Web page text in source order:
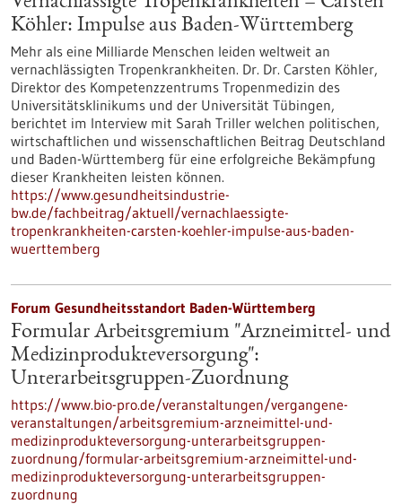
Köhler: Impulse aus Baden-Württemberg
Mehr als eine Milliarde Menschen leiden weltweit an
vernachlässigten Tropenkrankheiten. Dr. Dr. Carsten Köhler,
Direktor des Kompetenzzentrums Tropenmedizin des
Universitätsklinikums und der Universität Tübingen,
berichtet im Interview mit Sarah Triller welchen politischen,
wirtschaftlichen und wissenschaftlichen Beitrag Deutschland
und Baden-Württemberg für eine erfolgreiche Bekämpfung
dieser Krankheiten leisten können.
https://www.gesundheitsindustrie-
bw.de/fachbeitrag/aktuell/vernachlaessigte-
tropenkrankheiten-carsten-koehler-impulse-aus-baden-
wuerttemberg
Forum Gesundheitsstandort Baden-Württemberg
Formular Arbeitsgremium "Arzneimittel- und
Medizinprodukteversorgung":
Unterarbeitsgruppen-Zuordnung
https://www.bio-pro.de/veranstaltungen/vergangene-
veranstaltungen/arbeitsgremium-arzneimittel-und-
medizinprodukteversorgung-unterarbeitsgruppen-
zuordnung/formular-arbeitsgremium-arzneimittel-und-
medizinprodukteversorgung-unterarbeitsgruppen-
zuordnung